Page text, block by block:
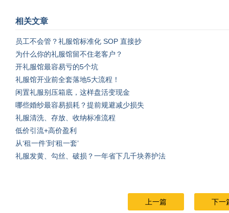
相关文章
员工不会管？礼服馆标准化 SOP 直接抄
为什么你的礼服馆留不住老客户？
开礼服馆最容易亏的5个坑
礼服馆开业前全套落地5大流程！
闲置礼服别压箱底，这样盘活变现金
哪些婚纱最容易损耗？提前规避减少损失
礼服清洗、存放、收纳标准流程
低价引流+高价盈利
从‘租一件’到‘租一套’
礼服发黄、勾丝、破损？一年省下几千块养护法
上一篇 下一